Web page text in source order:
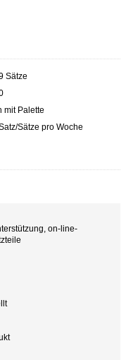
Sätze
mit Palette
Sätze pro Woche
on-line-